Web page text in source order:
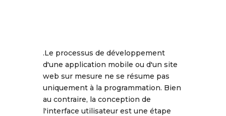
.Le processus de développement
d'une application mobile ou d'un site
web sur mesure ne se résume pas
uniquement à la programmation. Bien
au contraire, la conception de
l'interface utilisateur est une étape